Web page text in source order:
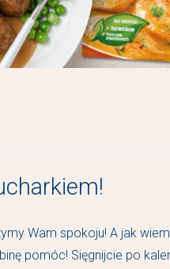
Wam spokoju! A jak
pomóc! Sięgnijcie po